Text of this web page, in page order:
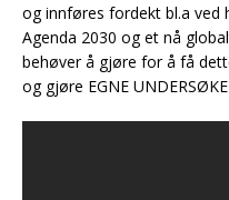
og innføres fordekt bl.a ved
Agenda 2030 og et nå
behøver å gjøre for å få
og gjøre EGNE